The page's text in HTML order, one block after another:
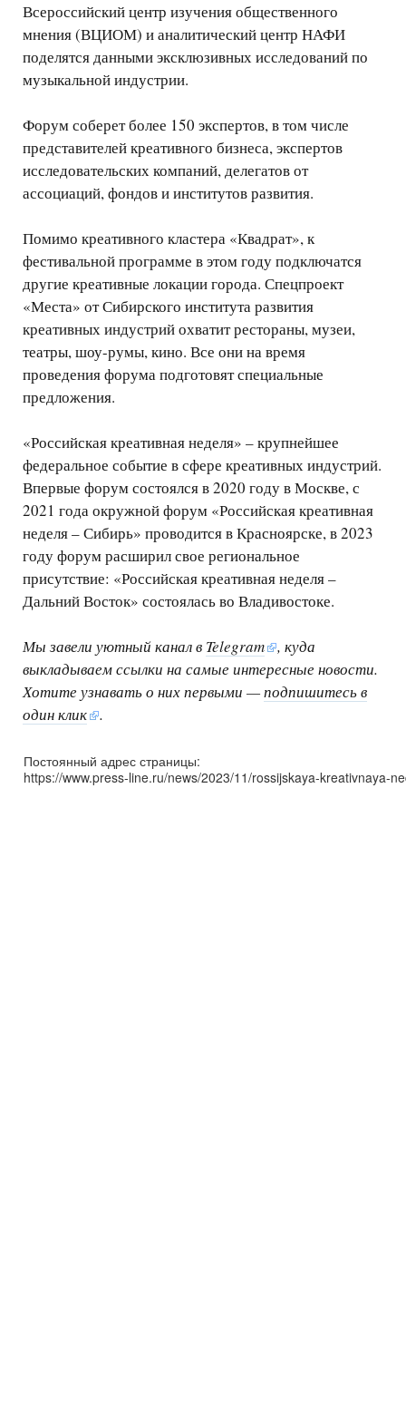
Всероссийский центр изучения общественного
мнения (ВЦИОМ) и аналитический центр НАФИ
поделятся данными эксклюзивных исследований по
музыкальной индустрии.
Форум соберет более 150 экспертов, в том числе
представителей креативного бизнеса, экспертов
исследовательских компаний, делегатов от
ассоциаций, фондов и институтов развития.
Помимо креативного кластера «Квадрат», к
фестивальной программе в этом году подключатся
другие креативные локации города. Спецпроект
«Места» от Сибирского института развития
креативных индустрий охватит рестораны, музеи,
театры, шоу-румы, кино. Все они на время
проведения форума подготовят специальные
предложения.
«Российская креативная неделя» – крупнейшее
федеральное событие в сфере креативных индустрий.
Впервые форум состоялся в 2020 году в Москве, с
2021 года окружной форум «Российская креативная
неделя – Сибирь» проводится в Красноярске, в 2023
году форум расширил свое региональное
присутствие: «Российская креативная неделя –
Дальний Восток» состоялась во Владивостоке.
Мы завели уютный канал в Telegram
, куда
выкладываем ссылки на самые интересные новости.
Хотите узнавать о них первыми —подпишитесь в
один клик
.
Постоянный адрес страницы:
https://www.press-line.ru/news/2023/11/rossijskaya-kreativnaya-